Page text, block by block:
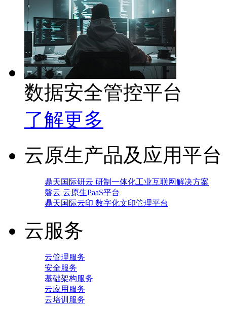
数据安全管控平台
了解更多
云原生产品及应用平台
鼎天国际研云 研制一体化工业互联网解决方案
磐云 云原生PaaS平台
鼎天国际云印 数字化文印管理平台
云服务
云管理服务
安全服务
基础架构服务
云应用服务
云培训服务